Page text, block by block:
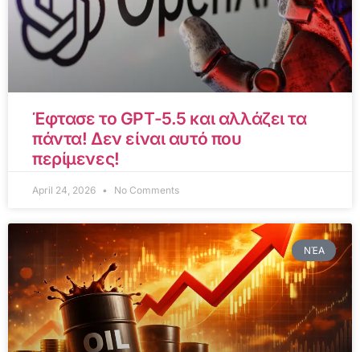
Έφτασε το GPT-5.5 και αλλάζει τα
πάντα! Δεν είναι αυτό που
περίμενες!
April 24, 2026 No Comments
ΝΈΑ